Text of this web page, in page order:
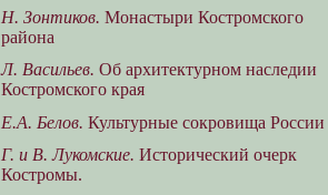
Н. Зонтиков. Монастыри Костромского
района
Л. Васильев. Об архитектурном наследии
Костромского края
Е.А. Белов. Культурные сокровища России
Г. и В. Лукомские. Исторический очерк
Костромы.